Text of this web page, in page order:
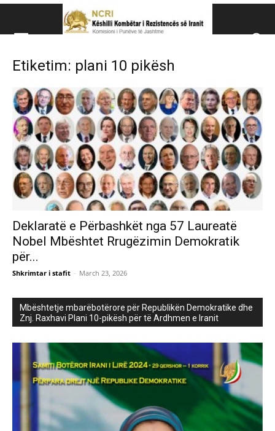
Këshillit Kombëtar të
Këshillit Kombëtar të Rezistencës së Iranit (NCRI)
Etiketim: plani 10 pikësh
Deklaratë e Përbashkët nga 57 Laureatë
Nobel Mbështet Rrugëzimin Demokratik
për...
Shkrimtar i stafit - March 23, 2026
Mbështetje mbarëbotërore për Republikën Demokratike dhe
Znj. Raxhavi Plani 10-pikësh për të Ardhmen e Iranit